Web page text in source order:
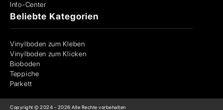
Info-Center
Beliebte Kategorien
Vinylboden zum Kleben
Vinylboden zum Klicken
Bioboden
Teppiche
Parkett
Copyright © 2024 - 2026 Alle Rechte vorbehalten